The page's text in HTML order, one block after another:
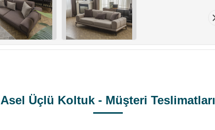
Asel Üçlü Koltuk - Müşteri Teslimatları